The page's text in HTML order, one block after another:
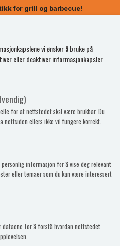
for grill og barbecue!
vi ønsker å bruke på
eller deaktiver informasjonkapsler
for at nettstedet skal være brukbar. Du
nettsiden ellers ikke vil fungere korrekt.
informasjon for å vise deg relevant
eller temaer som du kan være interessert
dataene for å forstå hvordan nettstedet